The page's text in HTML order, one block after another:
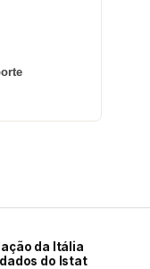
da Itália
do Istat